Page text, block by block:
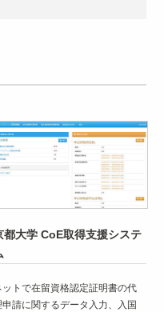
都大学 CoE取得支援システ
ットで在留資格認定証明書の代
申請に関するデータ入力、入国